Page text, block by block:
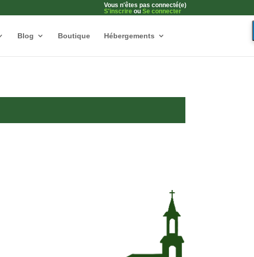
Vous n'êtes pas connecté(e)
S'inscrire ou Se connecter
Blog Boutique Hébergements